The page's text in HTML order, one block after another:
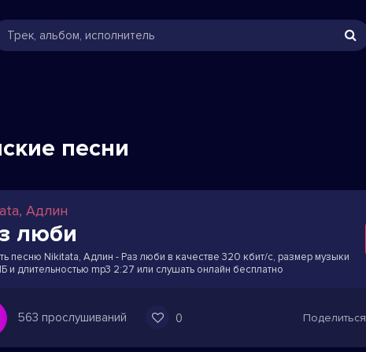
песни
Адлин
люби
песню Nikitata, Адлин - Раз люби в качестве 320 кбит/с, размер музыки
и длительностью mp3 2:27 или слушать онлайн бесплатно
563 прослушиваний 0 Поделиться